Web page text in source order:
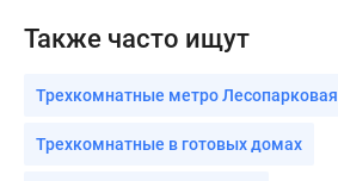
Также часто ищут
Трехкомнатные метро Лесопарковая
Трехкомнатные в готовых домах